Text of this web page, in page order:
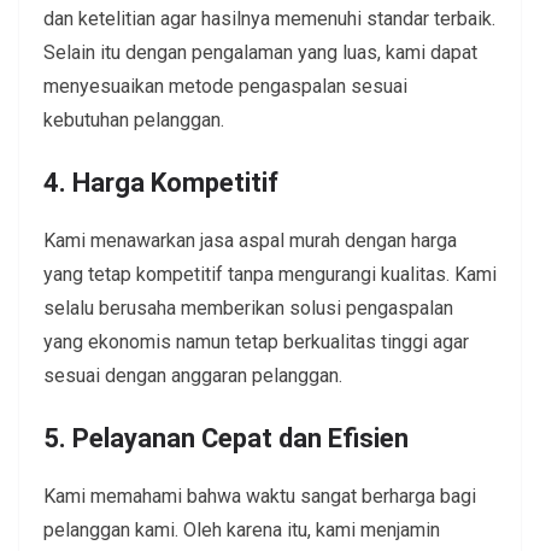
dan ketelitian agar hasilnya memenuhi standar terbaik.
Selain itu dengan pengalaman yang luas, kami dapat
menyesuaikan metode pengaspalan sesuai
kebutuhan pelanggan.
4. Harga Kompetitif
Kami menawarkan jasa aspal murah dengan harga
yang tetap kompetitif tanpa mengurangi kualitas. Kami
selalu berusaha memberikan solusi pengaspalan
yang ekonomis namun tetap berkualitas tinggi agar
sesuai dengan anggaran pelanggan.
5. Pelayanan Cepat dan Efisien
Kami memahami bahwa waktu sangat berharga bagi
pelanggan kami. Oleh karena itu, kami menjamin